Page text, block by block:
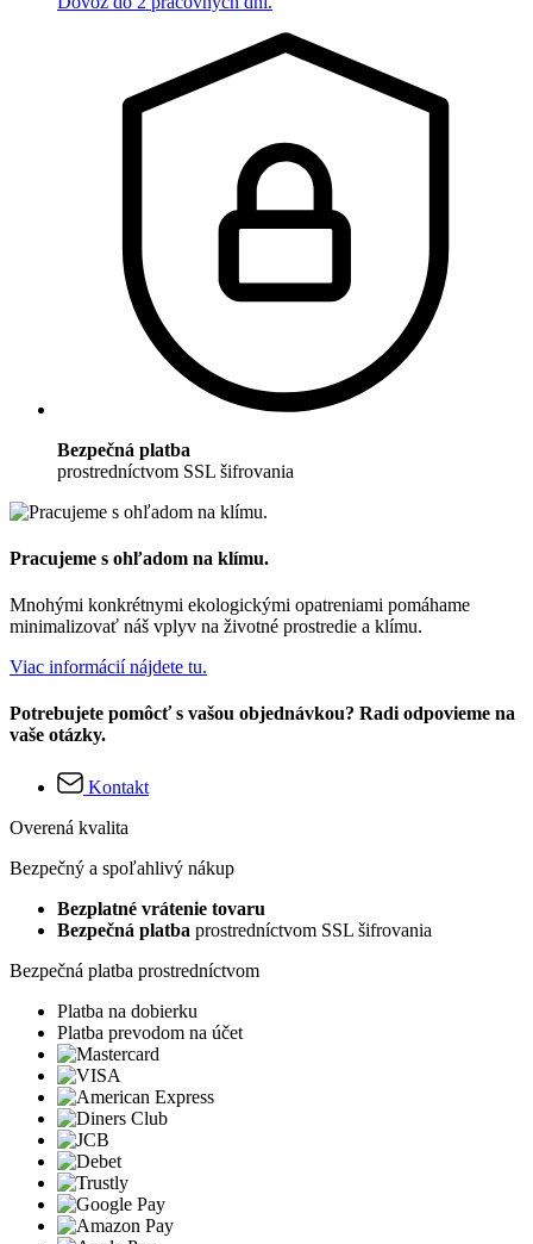
Bezpečná platba
prostredníctvom SSL šifrovania
Pracujeme s ohľadom na klímu.
Mnohými konkrétnymi ekologickými opatreniami pomáhame
minimalizovať náš vplyv na životné prostredie a klímu.
Viac informácií nájdete tu.
Potrebujete pomôcť s vašou objednávkou? Radi odpovieme na
vaše otázky.
Kontakt
Overená kvalita
Bezpečný a spoľahlivý nákup
Bezplatné vrátenie tovaru
Bezpečná platba prostredníctvom SSL šifrovania
Bezpečná platba prostredníctvom
Platba na dobierku
Platba prevodom na účet